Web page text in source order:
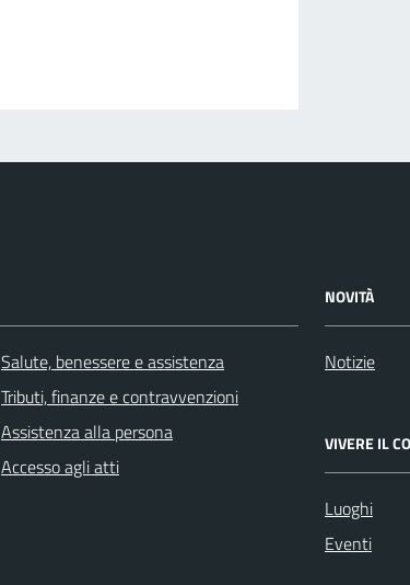
Salute, benessere e assistenza
Tributi, finanze e contravvenzioni
Assistenza alla persona
Accesso agli atti
NOVITÀ
Notizie
VIVERE IL
Luoghi
Eventi